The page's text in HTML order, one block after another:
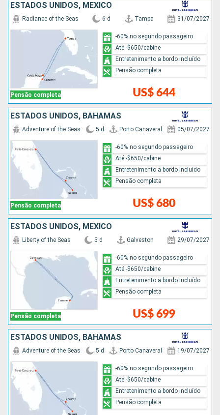
ESTADOS UNIDOS, MÉXICO
Pensão completa
Radiance of the Seas 6 d Tampa 31/07/2027
US$ 644
-60% no segundo passageiro
Até -$650/cabine
Entretenimento a bordo incluído
Pensão completa
ESTADOS UNIDOS, BAHAMAS
Pensão completa
Adventure of the Seas 5 d Porto Canaveral 05/07/2027
US$ 680
-60% no segundo passageiro
Até -$650/cabine
Entretenimento a bordo incluído
Pensão completa
ESTADOS UNIDOS, MÉXICO
Pensão completa
Liberty of the Seas 5 d Galveston 29/07/2027
US$ 699
-60% no segundo passageiro
Até -$650/cabine
Entretenimento a bordo incluído
Pensão completa
ESTADOS UNIDOS, BAHAMAS
Adventure of the Seas 5 d Porto Canaveral 19/07/2027
-60% no segundo passageiro
Até -$650/cabine
Entretenimento a bordo incluído
Pensão completa